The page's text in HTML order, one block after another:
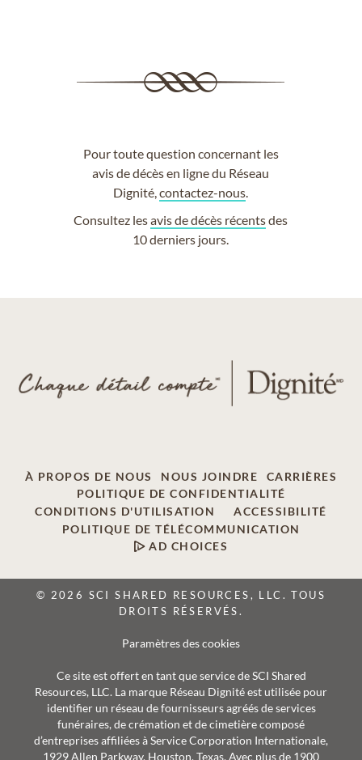
Pour toute question concernant les
avis de décès en ligne du Réseau
Dignité,contactez-nous
Consultez lesavis de décès récentsdes
10 derniers jours.
À PROPOS DE NOUS NOUS JOINDRE
CARRIÈRES
POLITIQUE DE CONFIDENTIALITÉ
CONDITIONS D'UTILISATION
ACCESSIBILITÉ
POLITIQUE DE TÉLÉCOMMUNICATION
AD CHOICES
© 2026 SCI SHARED RESOURCES, LLC. TOUS
DROITS RÉSERVÉS.
Paramètres des cookies
Ce site est offert en tant que service de SCI Shared
Resources, LLC. La marque Réseau Dignité est utilisée pour
identifier un réseau de fournisseurs agréés de services
funéraires, de crémation et de cimetière composé
d’entreprises affiliées à Service Corporation Internationale,
1929 Allen Parkway, Houston, Texas. Avec plus de 1900